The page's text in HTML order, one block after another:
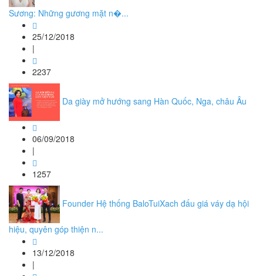
Sương: Những gương mặt n�...
25/12/2018
|
2237
Da giày mở hướng sang Hàn Quốc, Nga, châu Âu
06/09/2018
|
1257
Founder Hệ thống BaloTuiXach đấu giá váy dạ hội
hiệu, quyên góp thiện n...
13/12/2018
|